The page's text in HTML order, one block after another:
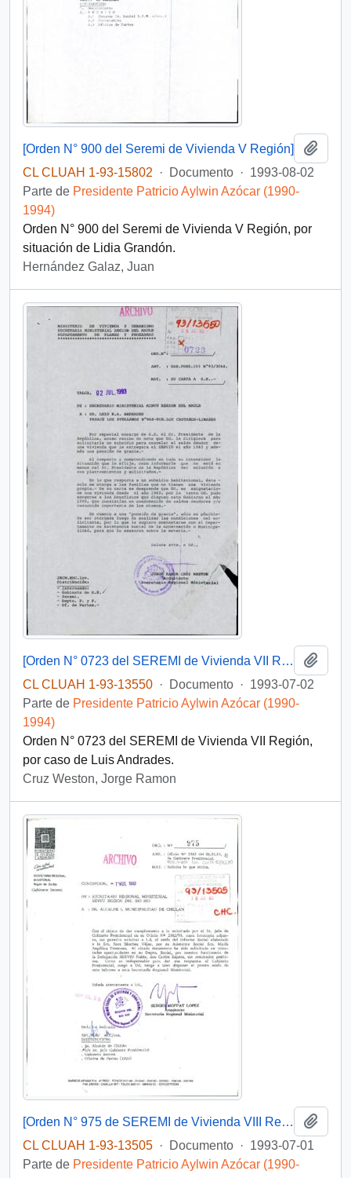
[Orden N° 900 del Seremi de Vivienda V Región]
CL CLUAH 1-93-15802
· Documento · 1993-08-02
Parte de Presidente Patricio Aylwin Azócar (1990-
1994)
Orden N° 900 del Seremi de Vivienda V Región, por
situación de Lidia Grandón.
Hernández Galaz, Juan
[Orden N° 0723 del SEREMI de Vivienda VII Región]
CL CLUAH 1-93-13550 · Documento · 1993-07-02
Parte de Presidente Patricio Aylwin Azócar (1990-
1994)
Orden N° 0723 del SEREMI de Vivienda VII Región,
por caso de Luis Andrades.
Cruz Weston, Jorge Ramon
[Orden N° 975 de SEREMI de Vivienda VIII Región]
CL CLUAH 1-93-13505 · Documento · 1993-07-01
Parte de Presidente Patricio Aylwin Azócar (1990-